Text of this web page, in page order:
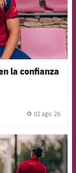
la confianza
02 ago. 26
badge